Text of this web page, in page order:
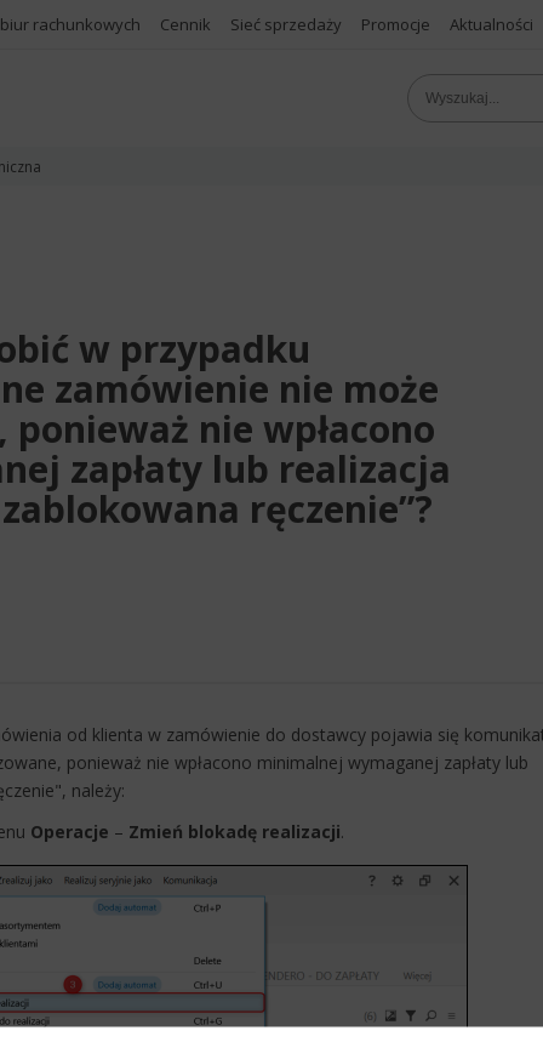
rachunkowych Cennik Sieć sprzedaży Promocje Aktualności
w przypadku
zamówienie nie może
nie wpłacono
zapłaty lub realizacja
ręczenie”?
od klienta w zamówienie do dostawcy pojawia się
ponieważ nie wpłacono minimalnej wymaganej zapłaty lub
należy:
Operacje – Zmień blokadę realizacji.